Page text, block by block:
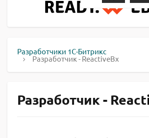
Разработчики 1С-Битрикс
Разработчик - ReactiveBx
Разработчик -